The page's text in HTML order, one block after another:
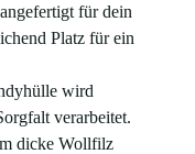
für dein
Platz für ein
wird
verarbeitet.
dicke Wollfilz